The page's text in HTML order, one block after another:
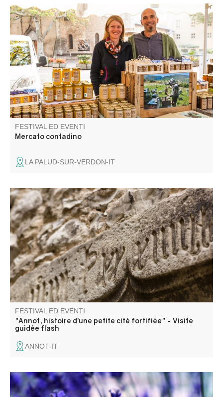
Gli artigiani e i produttori del villaggio vi danno il
benvenuto.
FESTIVAL ED EVENTI
Mercato contadino
LA PALUD-SUR-VERDON-IT
Esploriamo il labirinto di stradine che compongono questa
piccola città fortificata e i suoi misteri, attraverso i segni
lasciati dal tempo.
FESTIVAL ED EVENTI
"Annot, histoire d’une petite cité fortifiée" - Visite
guidée flash
ANNOT-IT
L’association « Alambics » vous propose une